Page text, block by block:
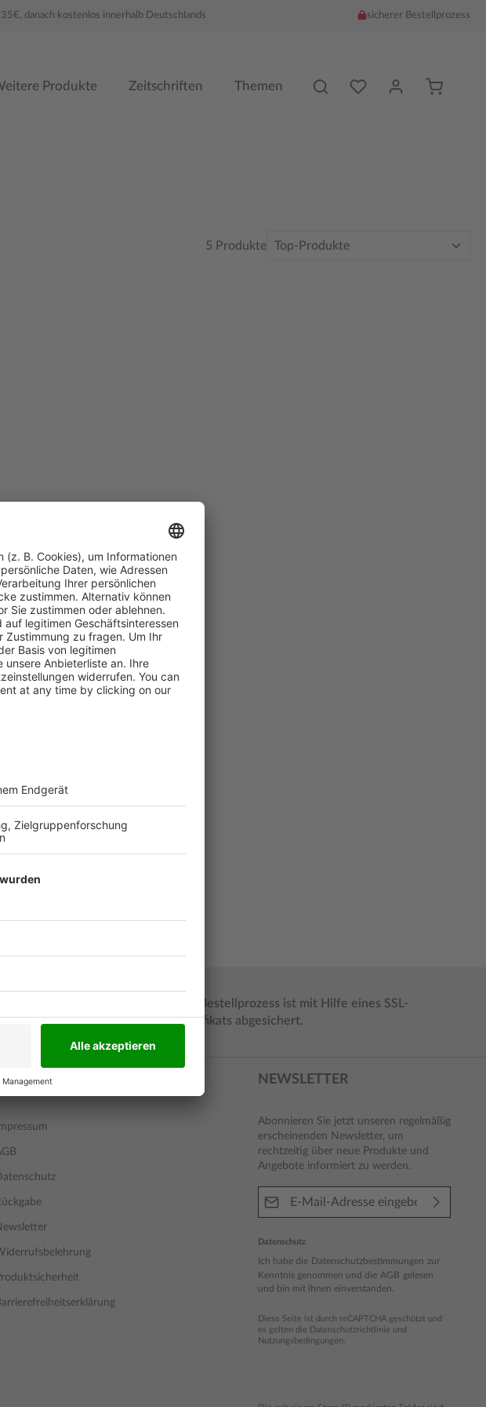
danach kostenlos innerhalb Deutschlands sicherer Bestellprozess
Produkte Zeitschriften Themen Du hast %counter%
5 Produkte
Der Bestellprozess ist mit Hilfe eines SSL-
Zertifikats abgesichert.
NEWSLETTER
Abonnieren Sie jetzt unseren regelmäßig
erscheinenden Newsletter, um
rechtzeitig über neue Produkte und
Angebote informiert zu werden.
Datenschutz
Ich habe die Datenschutzbestimmungen zur
Kenntnis genommen und die AGB gelesen
und bin mit ihnen einverstanden.
Diese Seite ist durch reCAPTCHA geschützt und
es gelten die Datenschutzrichtlinie und
Nutzungsbedingungen